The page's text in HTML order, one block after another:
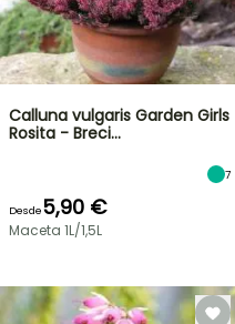
Calluna vulgaris Garden Girls
Rosita - Breci…
7
Desde5,90 €
Maceta 1L/1,5L